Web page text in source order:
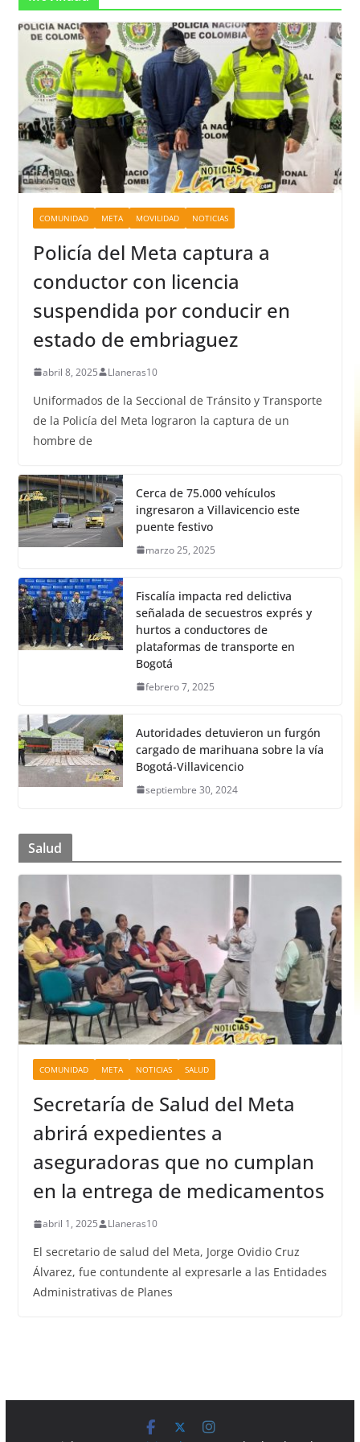
COMUNIDAD META MOVILIDAD NOTICIAS
Policía del Meta captura a
conductor con licencia
suspendida por conducir en
estado de embriaguez
abril 8, 2025 Llaneras10
Uniformados de la Seccional de Tránsito y Transporte
de la Policía del Meta lograron la captura de un
hombre de
Cerca de 75.000 vehículos
ingresaron a Villavicencio este
puente festivo
marzo 25, 2025
Fiscalía impacta red delictiva
señalada de secuestros exprés y
hurtos a conductores de
plataformas de transporte en
Bogotá
febrero 7, 2025
Autoridades detuvieron un furgón
cargado de marihuana sobre la vía
Bogotá-Villavicencio
septiembre 30, 2024
Salud
COMUNIDAD META NOTICIAS SALUD
Secretaría de Salud del Meta
abrirá expedientes a
aseguradoras que no cumplan
en la entrega de medicamentos
abril 1, 2025 Llaneras10
El secretario de salud del Meta, Jorge Ovidio Cruz
Álvarez, fue contundente al expresarle a las Entidades
Administrativas de Planes